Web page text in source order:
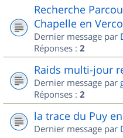
Recherche
Chapelle en
Dernier message par
Réponses : 2
Raids multi-jour
Dernier message par
Réponses : 2
la trace du Puy
Dernier message par